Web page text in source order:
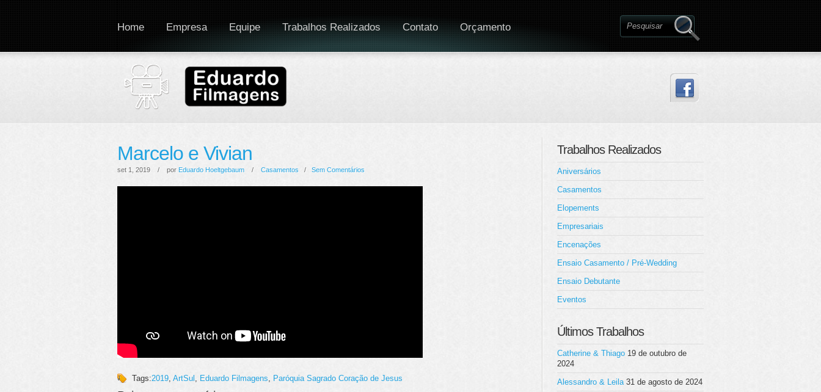
Home Empresa Equipe Trabalhos Realizados Contato Orçamento
Marcelo e Vivian
set 1, 2019 / por Eduardo Hoeltgebaum / Casamentos / Sem Comentários
Tags:2019, ArtSul , Eduardo Filmagens, Paróquia Sagrado Coração de Jesus
Trabalhos Realizados
Aniversários
Casamentos
Elopements
Empresariais
Encenações
Ensaio Casamento / Pré-Wedding
Ensaio Debutante
Eventos
Últimos Trabalhos
Catherine & Thiago 19 de outubro de
2024
Alessandro & Leila 31 de agosto de 2024